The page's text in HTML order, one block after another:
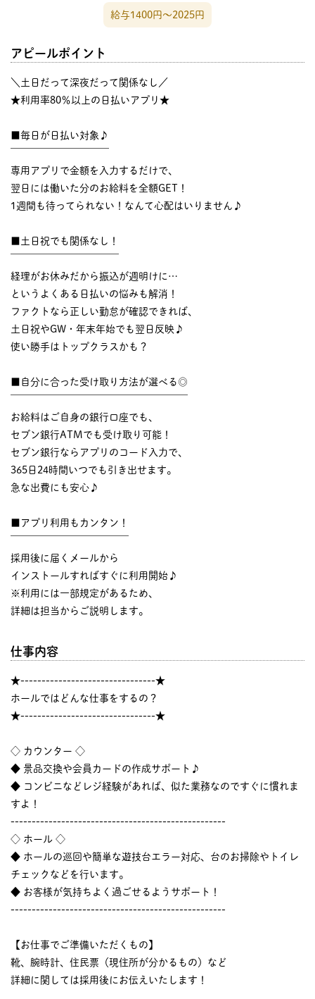
給与1400円〜2025円
アピールポイント
＼土日だって深夜だって関係なし／
★利用率80％以上の日払いアプリ★
■毎日が日払い対象♪
専用アプリで金額を入力するだけで、
翌日には働いた分のお給料を全額GET！
1週間も待ってられない！なんて心配はいりません♪
■土日祝でも関係なし！
経理がお休みだから振込が週明けに…
というよくある日払いの悩みも解消！
ファクトなら正しい勤怠が確認できれば、
土日祝やGW・年末年始でも翌日反映♪
使い勝手はトップクラスかも？
■自分に合った受け取り方法が選べる◎
お給料はご自身の銀行口座でも、
セブン銀行ATMでも受け取り可能！
セブン銀行ならアプリのコード入力で、
365日24時間いつでも引き出せます。
急な出費にも安心♪
■アプリ利用もカンタン！
採用後に届くメールから
インストールすればすぐに利用開始♪
※利用には一部規定があるため、
詳細は担当からご説明します。
仕事内容
★--------------------------------★
ホールではどんな仕事をするの？
★--------------------------------★
◇ カウンター ◇
◆ 景品交換や会員カードの作成サポート♪
◆ コンビニなどレジ経験があれば、似た業務なのですぐに慣れま
すよ！
---------------------------------------------------
◇ ホール ◇
◆ ホールの巡回や簡単な遊技台エラー対応、台のお掃除やトイレ
チェックなどを行います。
◆ お客様が気持ちよく過ごせるようサポート！
---------------------------------------------------
【お仕事でご準備いただくもの】
靴、腕時計、住民票（現住所が分かるもの）など
詳細に関しては採用後にお伝えいたします！